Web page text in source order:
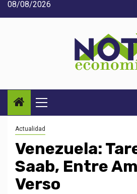
Saltar
al
08/08/2026
Menú
principal
Actualidad
Venezuela:
Saab, Entre
Verso